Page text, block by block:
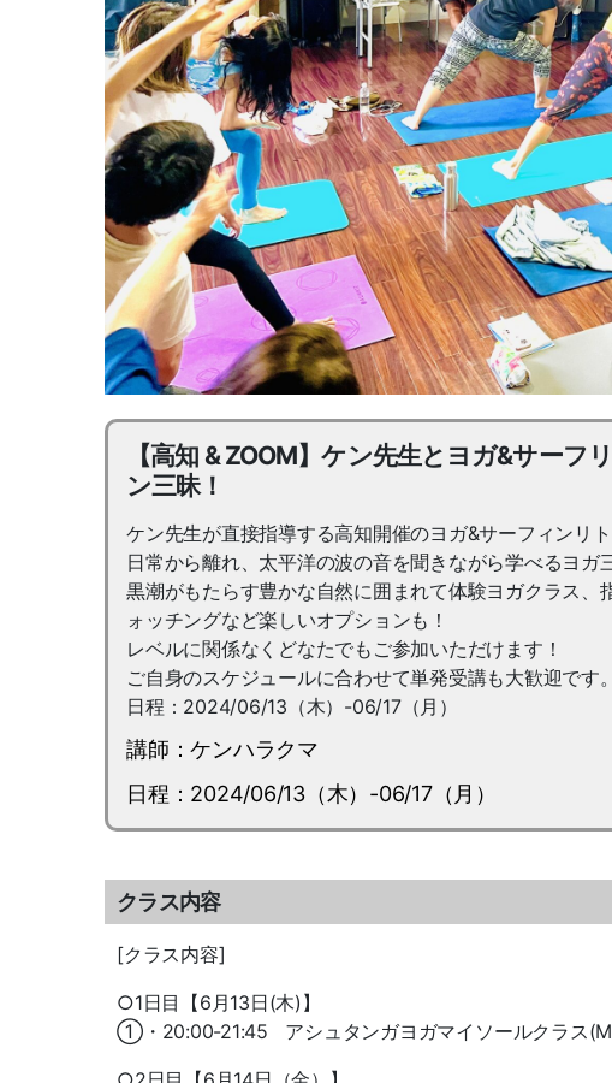
【高知 & ZOOM】ケン先生とヨガ&サー
ン三昧！
ケン先生が直接指導する高知開催のヨガ&サーフィンリト
日常から離れ、太平洋の波の音を聞きながら学べるヨガ
黒潮がもたらす豊かな自然に囲まれて体験ヨガクラス
ォッチングなど楽しいオプションも！
レベルに関係なくどなたでもご参加いただけます！
ご自身のスケジュールに合わせて単発受講も大歓迎です。
日程：2024/06/13（木）-06/17（月）
講師：ケンハラクマ
日程：2024/06/13（木）-06/17（月）
クラス内容
[クラス内容]
○1日目【6月13日(木)】
①・20:00-21:45 アシュタンガヨガマイソールクラス